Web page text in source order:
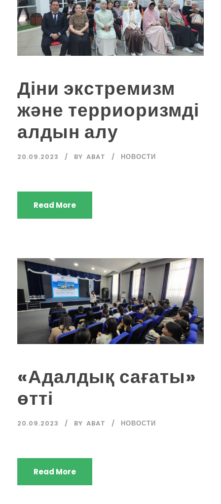
Діни экстремизм
және терриоризмді
алдын алу
20.09.2023 BY ABAT НОВОСТИ
Read More
«Адалдық сағаты»
өтті
20.09.2023 BY ABAT НОВОСТИ
Read More